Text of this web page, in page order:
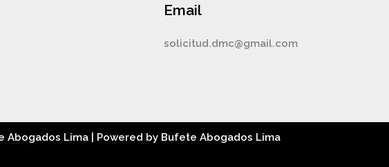
Email
solicitud.dmc@gmail.com
Abogados Lima | Powered by Bufete Abogados Lima